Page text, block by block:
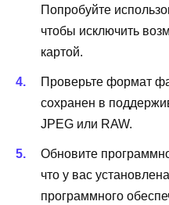
Попробуйте
чтобы исключить
картой.
Проверьте формат
сохранен в
JPEG или RAW.
Обновите
что у вас
программного